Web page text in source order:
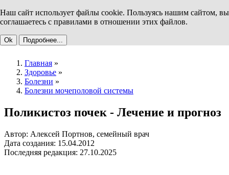
Наш сайт использует файлы cookie. Пользуясь нашим сайтом, вы
соглашаетесь с правилами в отношении этих файлов.
Ok Подробнее...
Главная »
Здоровье »
Болезни »
Болезни мочеполовой системы
Поликистоз почек - Лечение и прогноз
Автор: Алексей Портнов, семейный врач
Дата создания: 15.04.2012
Последняя редакция: 27.10.2025